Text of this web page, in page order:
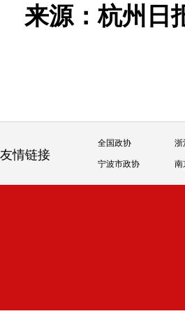
来源：杭州
友情链接
全国政协 浙
宁波市政协 南